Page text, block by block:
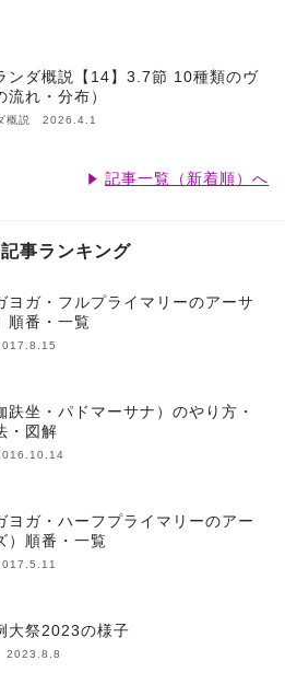
ンダ概説【14】3.7節 10種類のヴ
流れ・分布）
概説 2026.4.1
記事一覧（新着順）へ
事ランキング
ヨガ・フルプライマリーのアーサ
順番・一覧
趺坐・パドマーサナ）のやり方・
・図解
ヨガ・ハーフプライマリーのアー
）順番・一覧
大祭2023の様子
2023.8.8